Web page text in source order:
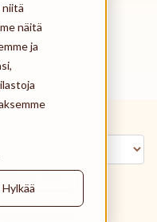
näitä
ja
Hylkää
Hyvinvointi